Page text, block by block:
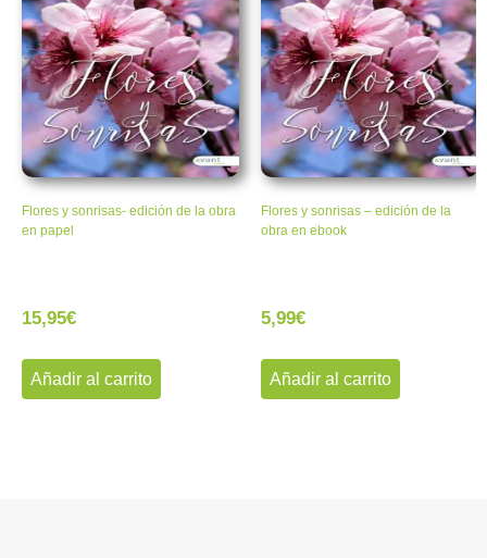
Flores y sonrisas- edición de la obra
en papel
15,95€
Añadir al carrito
Flores y sonrisas – edición de la
obra en ebook
5,99€
Añadir al carrito